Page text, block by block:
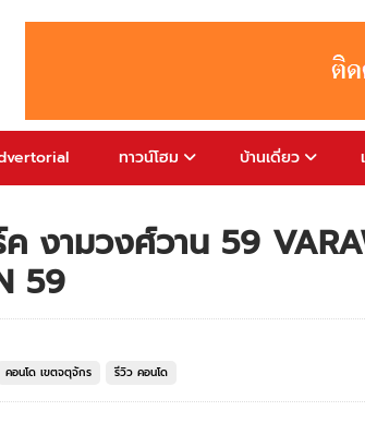
ทาวน์โฮม บ้านเดี่ยว
งามวงศ์วาน 59
59
คอนโด เขตจตุจักร รีวิว คอนโด